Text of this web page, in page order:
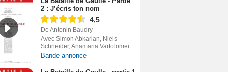
2 : J’écris ton nom
4,5
De Antonin Baudry
Avec Simon Abkarian, Niels
Schneider, Anamaria Vartolomei
Bande-annonce